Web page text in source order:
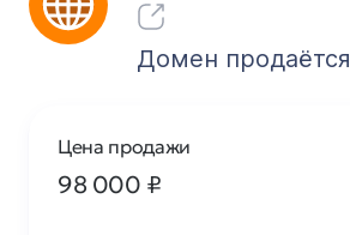
Домен продаётся
Цена продажи
98 000 ₽